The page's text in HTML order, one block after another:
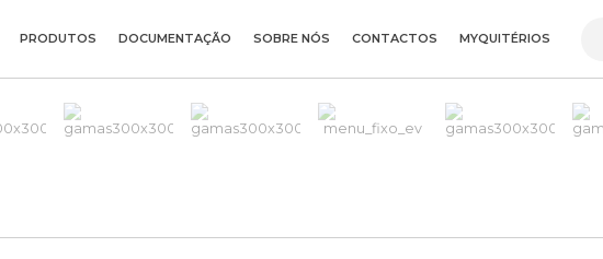
PRODUTOS DOCUMENTAÇÃO SOBRE NÓS CONTACTOS MYQUITÉRIOS